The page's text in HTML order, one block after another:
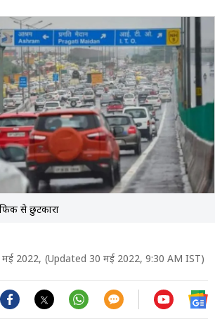
से छुटकारा
2022, (Updated 30 मई 2022, 9:30 AM IST)